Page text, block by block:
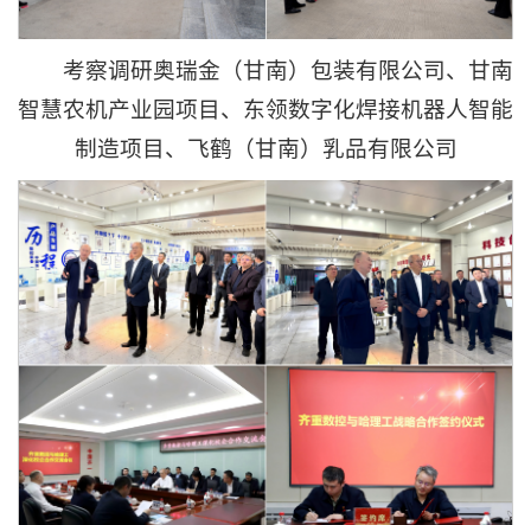
考察调研奥瑞金（甘南）包装有限公司、甘南
智慧农机产业园项目、东领数字化焊接机器人智能
制造项目、飞鹤（甘南）乳品有限公司